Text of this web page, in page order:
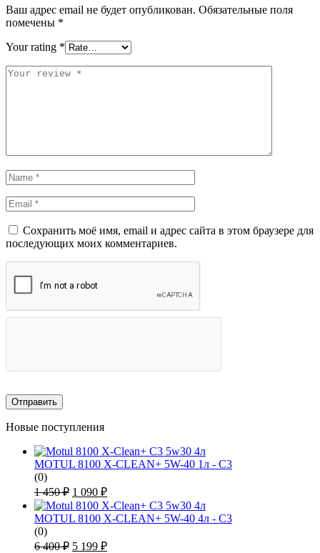
Ваш адрес email не будет опубликован. Обязательные поля
помечены *
Your rating *
Сохранить моё имя, email и адрес сайта в этом браузере для
последующих моих комментариев.
Новые поступления
MOTUL 8100 X-CLEAN+ 5W-40 1л - C3
(0)
1 450₽ Первоначальная
цена
составляла
1
450 ₽.
1 090 ₽Текущая
цена:
1
MOTUL 8100 X-CLEAN+ 5W-40 4л - C3
(0)
6 400₽ Первоначальная
5 199 ₽Текущая